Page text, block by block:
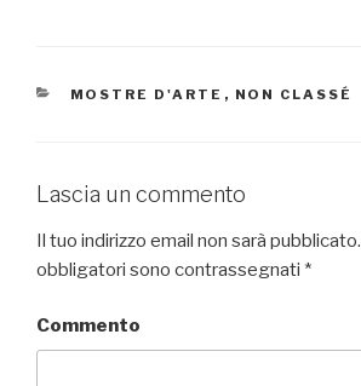
CATEGORIE
MOSTRE D'ARTE , NON CLASSÉ
Lascia un commento
Il tuo indirizzo email non sarà pubblicato.
obbligatori sono contrassegnati *
Commento